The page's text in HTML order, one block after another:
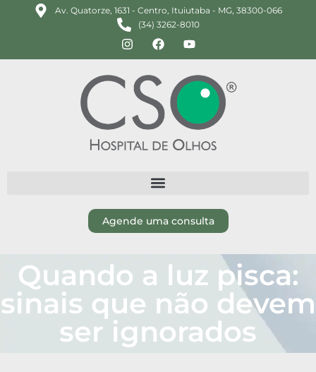
Av. Quatorze, 1631 - Centro, Ituiutaba - MG, 38300-066
(34) 3262-8010
Agende uma consulta
Quando a luz pisca:
sinais que não devem
ser ignorados